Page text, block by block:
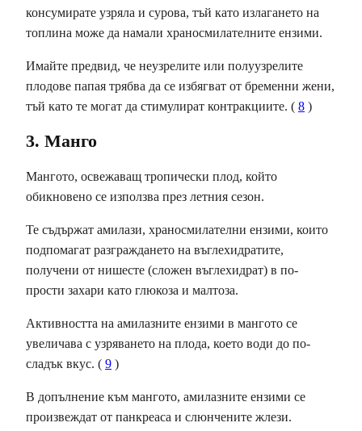
консумирате узряла и сурова, тъй като излагането на
топлина може да намали храносмилателните ензими.
Имайте предвид, че неузрелите или полуузрелите
плодове папая трябва да се избягват от бременни жени,
тъй като те могат да стимулират контракциите. ( 8 )
3. Манго
Мангото, освежаващ тропически плод, който
обикновено се използва през летния сезон.
Те съдържат амилази, храносмилателни ензими, които
подпомагат разграждането на въглехидратите,
получени от нишесте (сложен въглехидрат) в по-
прости захари като глюкоза и малтоза.
Активността на амилазните ензими в мангото се
увеличава с узряването на плода, което води до по-
сладък вкус. ( 9 )
В допълнение към мангото, амилазните ензими се
произвеждат от панкреаса и слюнчените жлези.